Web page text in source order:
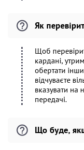
Як
Щоб
кардані,
обертати
відчуваєте
вказувати на
передачі.
Що буде,